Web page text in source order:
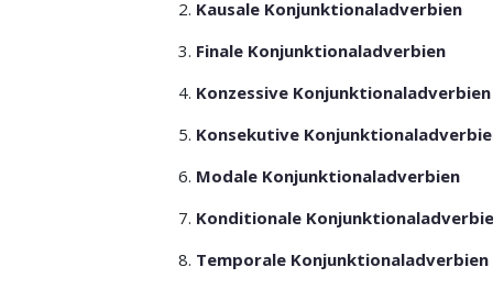
Kausale Konjunktionaladverbien
Finale Konjunktionaladverbien
Konzessive Konjunktionaladverbien
Konsekutive
Modale Konjunktionaladverbien
Konditionale
Temporale Konjunktionaladverbien